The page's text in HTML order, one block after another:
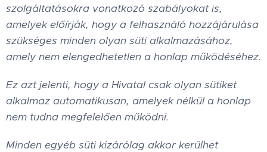
szolgáltatásokra vonatkozó szabályokat is,
amelyek előírják, hogy a felhasználó hozzájárulása
szükséges minden olyan süti alkalmazásához,
amely nem elengedhetetlen a honlap működéséhez.
Ez azt jelenti, hogy a Hivatal csak olyan sütiket
alkalmaz automatikusan, amelyek nélkül a honlap
nem tudna megfelelően működni.
Minden egyéb süti kizárólag akkor kerülhet